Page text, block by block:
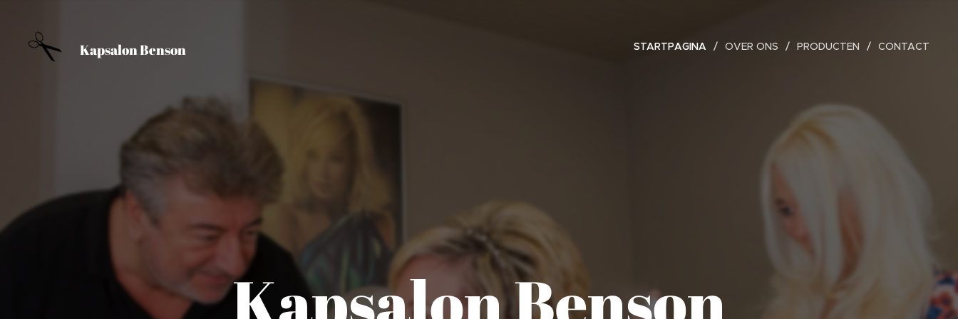
Kapsalon Benson STARTPAGINA OVER ONS PRODUCTEN CONTACT